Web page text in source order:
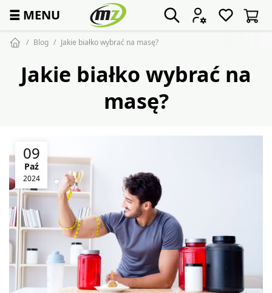
☰ MENU
Blog Jakie białko wybrać na masę?
Jakie białko wybrać na
masę?
09
Paź
2024